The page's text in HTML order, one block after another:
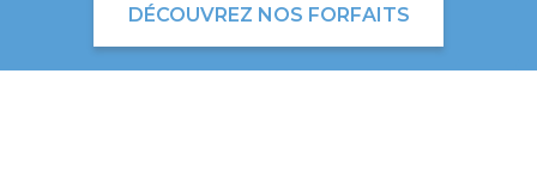
DÉCOUVREZ NOS FORFAITS